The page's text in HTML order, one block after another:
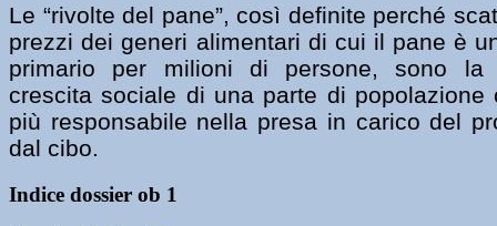
Le “rivolte del pane”, così definite perché
prezzi dei generi alimentari di cui il pane è
primario per milioni di persone, sono la
crescita sociale di una parte di popolazione
più responsabile nella presa in carico del
dal cibo.
Indice dossier ob 1